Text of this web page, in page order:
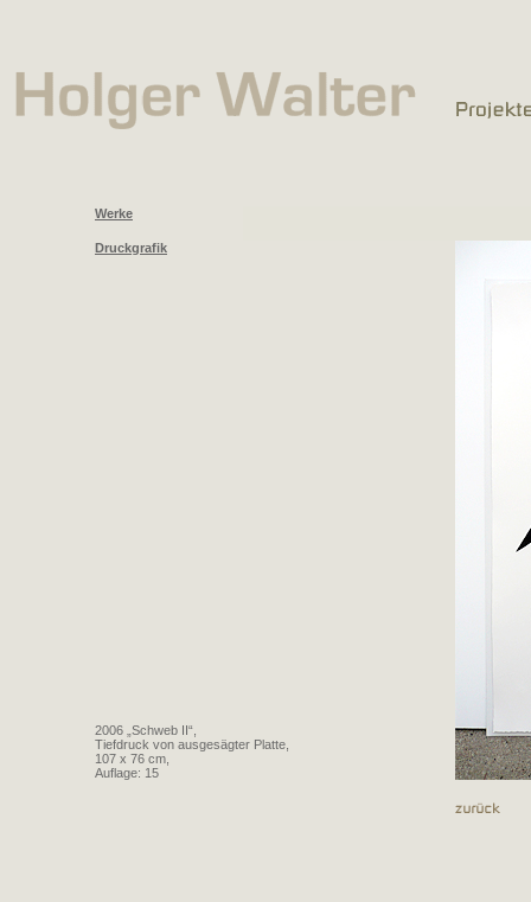
Werke
Druckgrafik
2006 „Schweb II“,
Tiefdruck von ausgesägter Platte,
107 x 76 cm,
Auflage: 15